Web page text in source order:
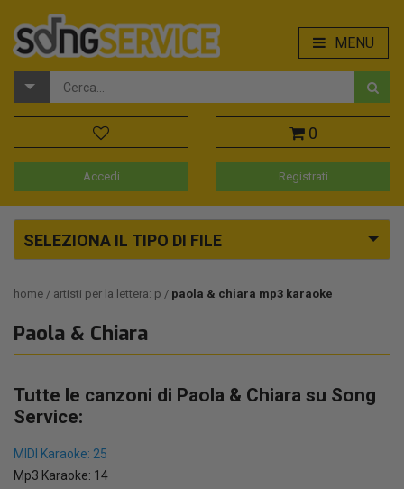
MENU
0
Accedi Registrati
SELEZIONA IL TIPO DI FILE
home artisti per la lettera: p paola & chiara mp3 karaoke
Paola & Chiara
Tutte le canzoni di Paola & Chiara su Song
Service:
MIDI Karaoke: 25
Mp3 Karaoke: 14